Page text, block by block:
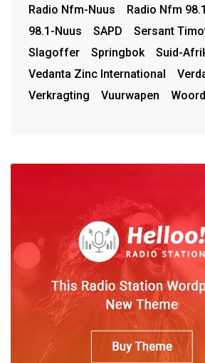
Radio Nfm-Nuus
Radio Nfm 98.1
98.1-Nuus
SAPD
Sersant
Slagoffer
Springbok Suid-
Vedanta Zinc International
Verkragting
Vuurwapen